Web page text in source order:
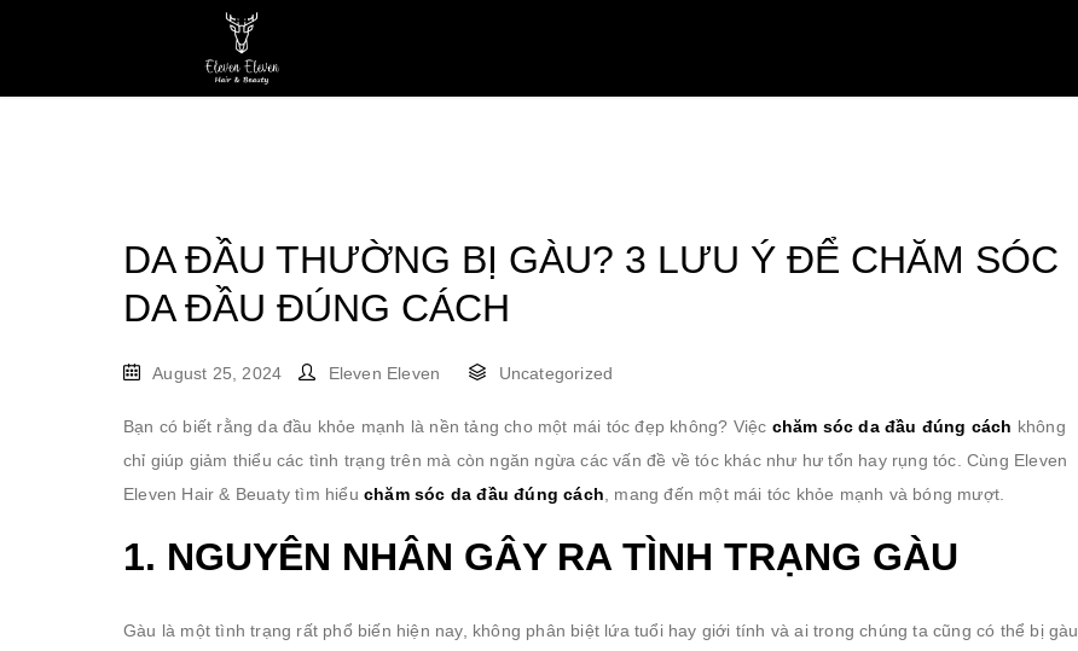
DA ĐẦU THƯỜNG BỊ GÀU? 3 LƯU Ý ĐỂ CHĂM SÓC
DA ĐẦU ĐÚNG CÁCH
August 25, 2024 Eleven Eleven Uncategorized
Bạn có biết rằng da đầu khỏe mạnh là nền tảng cho một mái tóc đẹp không? Việc chăm sóc da đầu đúng cách không
chỉ giúp giảm thiểu các tình trạng trên mà còn ngăn ngừa các vấn đề về tóc khác như hư tổn hay rụng tóc. Cùng Eleven
Eleven Hair & Beuaty tìm hiểu chăm sóc da đầu đúng cách, mang đến một mái tóc khỏe mạnh và bóng mượt.
1. NGUYÊN NHÂN GÂY RA TÌNH TRẠNG GÀU
Gàu là một tình trạng rất phổ biến hiện nay, không phân biệt lứa tuổi hay giới tính và ai trong chúng ta cũng có thể bị gàu